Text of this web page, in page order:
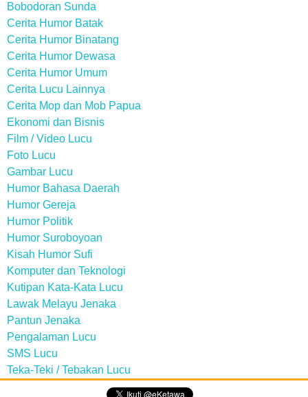
Bobodoran Sunda
Cerita Humor Batak
Cerita Humor Binatang
Cerita Humor Dewasa
Cerita Humor Umum
Cerita Lucu Lainnya
Cerita Mop dan Mob Papua
Ekonomi dan Bisnis
Film / Video Lucu
Foto Lucu
Gambar Lucu
Humor Bahasa Daerah
Humor Gereja
Humor Politik
Humor Suroboyoan
Kisah Humor Sufi
Komputer dan Teknologi
Kutipan Kata-Kata Lucu
Lawak Melayu Jenaka
Pantun Jenaka
Pengalaman Lucu
SMS Lucu
Teka-Teki / Tebakan Lucu